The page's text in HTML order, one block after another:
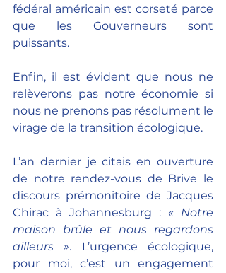
fédéral américain est corseté parce
que les Gouverneurs sont
puissants.
Enfin, il est évident que nous ne
relèverons pas notre économie si
nous ne prenons pas résolument le
virage de la transition écologique.
L’an dernier je citais en ouverture
de notre rendez-vous de Brive le
discours prémonitoire de Jacques
Chirac à Johannesburg : « Notre
maison brûle et nous regardons
ailleurs ». L’urgence écologique,
pour moi, c’est un engagement